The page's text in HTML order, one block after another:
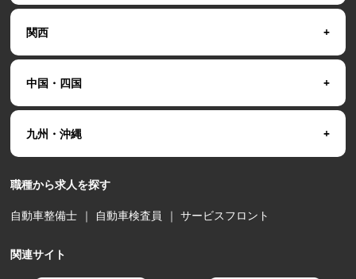
関西
中国・四国
九州・沖縄
職種から求人を探す
自動車整備士 ｜ 自動車検査員 ｜サービスフロント
関連サイト